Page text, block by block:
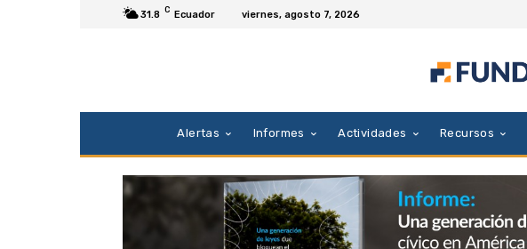
31.8 C Ecuador viernes, agosto 7, 2026
Alertas Informes Actividades Recursos